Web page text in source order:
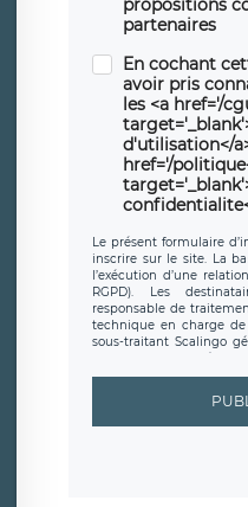
propositions
partenaires
En cochant
avoir pris
les <a href='/
d'utilisation</
href='/
Le présent formulaire
inscrire sur le site. La
l’exécution d’une
RGPD). Les
responsable de
technique en charge
sous-traitant Scalingo
toute personne
d’inscription est
protection conformes au
sont conservées jusqu’à